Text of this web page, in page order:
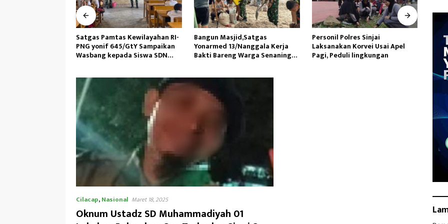
Bangun Masjid,Satgas
Yonarmed 13/Nanggala Kerja
Bakti Bareng Warga Senaning
Personil Polres Sinjai
Laksanakan Korvei Usai Apel
Pagi, Peduli lingkungan
Tingkatkan Kualitas Kesehatan
Masyarakat,Kilang Balongan
Edukasi Perawatan Gigi
Cilacap,Nasional Maret 18, 2025
Oknum Ustadz SD Muhammadiyah 01